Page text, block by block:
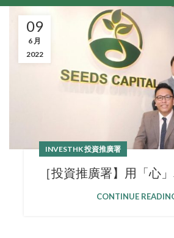
09
6 月
2022
INVESTHK 投資推廣署
［投資推廣署】用「心
CONTINUE